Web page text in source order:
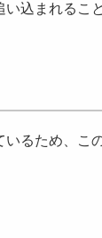
込まれるこ
るため、こ